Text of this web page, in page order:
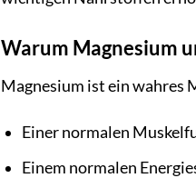
Warum Magnesium
Magnesium ist ein wahres
Einer normalen
Einem normalen